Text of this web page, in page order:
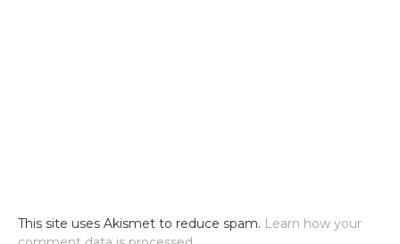
This site uses Akismet to reduce spam. Learn how your